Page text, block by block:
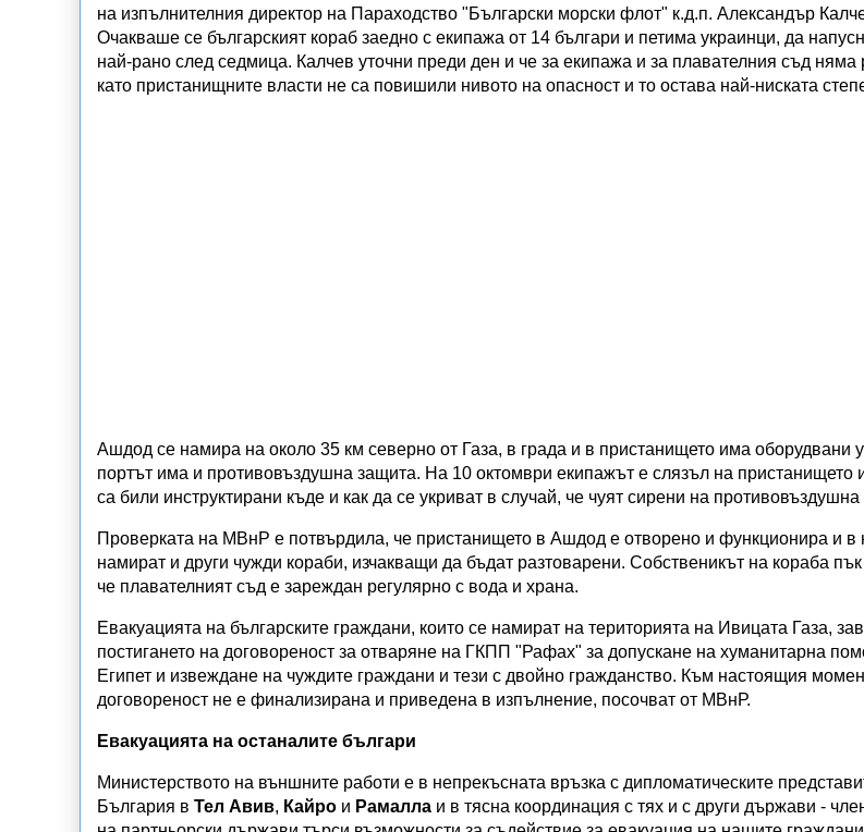
на изпълнителния директор на Параходство "Български морски флот" к.д.п. Александър
Очакваше се българският кораб заедно с екипажа от 14 българи и петима украинци, да
най-рано след седмица. Калчев уточни преди ден и че за екипажа и за плавателния съд няма
като пристанищните власти не са повишили нивото на опасност и то остава най-ниската
Ашдод се намира на около 35 км северно от Газа, в града и в пристанището има оборудвани
портът има и противовъздушна защита. На 10 октомври екипажът е слязъл на пристанището
са били инструктирани къде и как да се укриват в случай, че чуят сирени на противовъздушна
Проверката на МВнР е потвърдила, че пристанището в Ашдод е отворено и функционира и в
намират и други чужди кораби, изчакващи да бъдат разтоварени. Собственикът на кораба
че плавателният съд е зареждан регулярно с вода и храна.
Евакуацията на българските граждани, които се намират на територията на Ивицата Газа,
постигането на договореност за отваряне на ГКПП "Рафах" за допускане на хуманитарна
Египет и извеждане на чуждите граждани и тези с двойно гражданство. Към настоящия
договореност не е финализирана и приведена в изпълнение, посочват от МВнР.
Евакуацията на останалите българи
Министерството на външните работи е в непрекъсната връзка с дипломатическите
България в Тел Авив, Кайро и Рамалла и в тясна координация с тях и с други държави -